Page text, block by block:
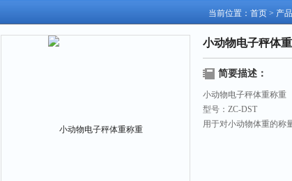
当前位置： 首页 > 产
小动物电子秤体
简要描述：
小动物电子秤体重称重
型号：ZC-DST
用于对小动物体重的称